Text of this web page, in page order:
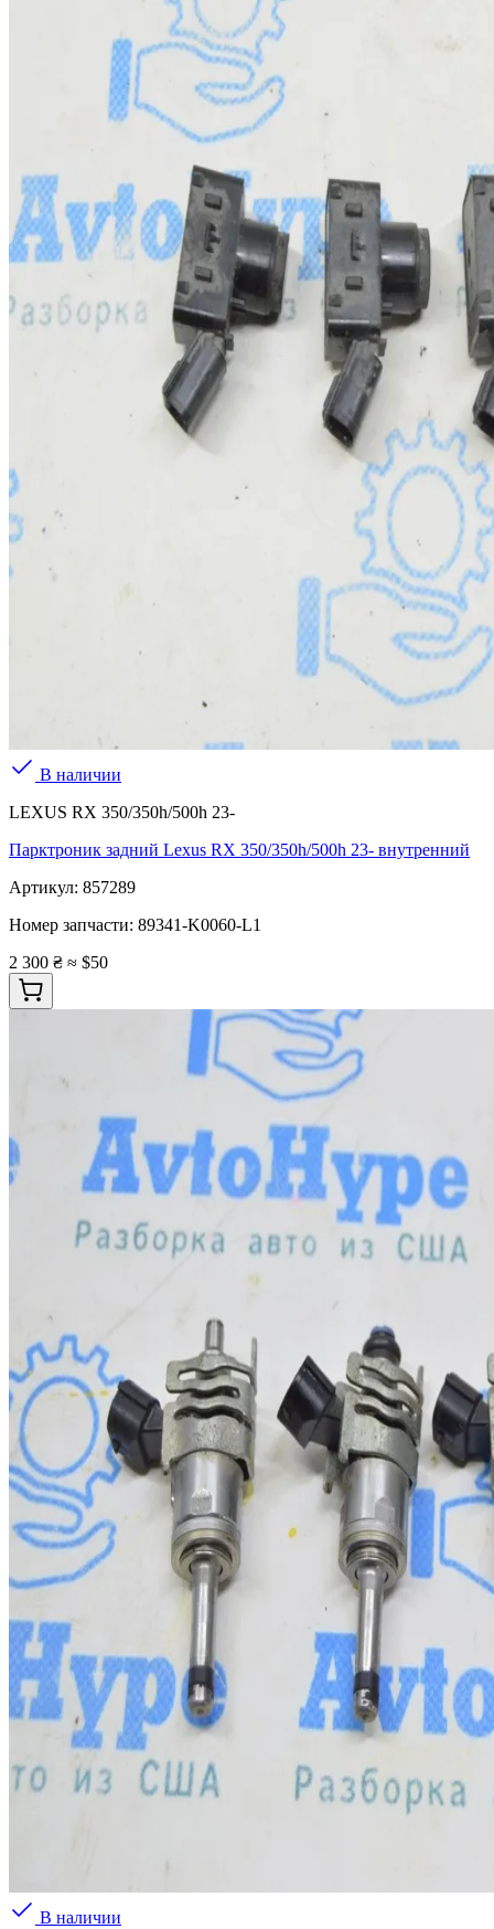
В наличии
LEXUS RX 350/350h/500h 23-
Парктроник задний Lexus RX 350/350h/500h 23- внутренний
Артикул: 857289
Номер запчасти: 89341-K0060-L1
2 300 ₴ ≈ $50
В наличии